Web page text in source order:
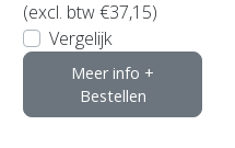
(excl. btw €37,15)
Vergelijk
Meer info +
Bestellen